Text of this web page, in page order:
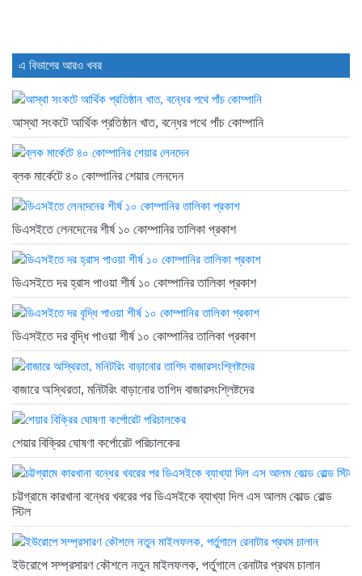
এ বিভাগের আরও খবর
আস্থা সংকটে আর্থিক প্রতিষ্ঠান খাত, বন্ধের পথে পাঁচ কোম্পানি
ব্লক মার্কেটে ৪০ কোম্পানির শেয়ার লেনদেন
ডিএসইতে লেনদেনের শীর্ষ ১০ কোম্পানির তালিকা প্রকাশ
ডিএসইতে দর হ্রাস পাওয়া শীর্ষ ১০ কোম্পানির তালিকা প্রকাশ
ডিএসইতে দর বৃদ্ধি পাওয়া শীর্ষ ১০ কোম্পানির তালিকা প্রকাশ
বাজারে অস্থিরতা, মনিটরিং বাড়ানোর তাগিদ বাজারসংশ্লিষ্টদের
শেয়ার বিক্রির ঘোষণা কর্পোরেট পরিচালকের
চট্টগ্রামে কারখানা বন্ধের খবরের পর ডিএসইকে ব্যাখ্যা দিল এস আলম কোল্ড রোল্ড
স্টিল
ইউরোপে সম্প্রসারণ কৌশলে নতুন মাইলফলক, পর্তুগালে রেনাটার প্রথম চালান